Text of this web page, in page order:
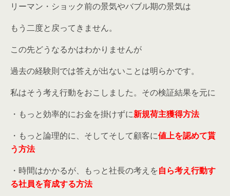
リーマン・ショック前の景気やバブル期の景気は
もう二度と戻ってきません。
この先どうなるかはわかりませんが
過去の経験則では答えが出ないことは明らかです。
私はそう考え行動をおこしました。その検証結果を元に
・もっと効率的にお金を掛けずに新規荷主獲得方法
・もっと論理的に、そしてそして顧客に値上を認めて貰
う方法
・時間はかかるが、もっと社長の考えを自ら考え行動す
る社員を育成する方法